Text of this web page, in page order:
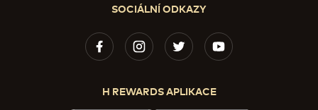
SOCIÁLNÍ ODKAZY
H REWARDS APLIKACE